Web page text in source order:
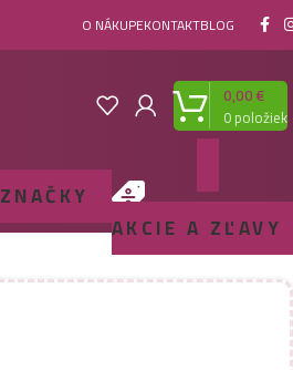
O NÁKUPEKONTAKTBLOG
0položiek
0,00€
ZNAČKY
AKCIE A ZĽAVY